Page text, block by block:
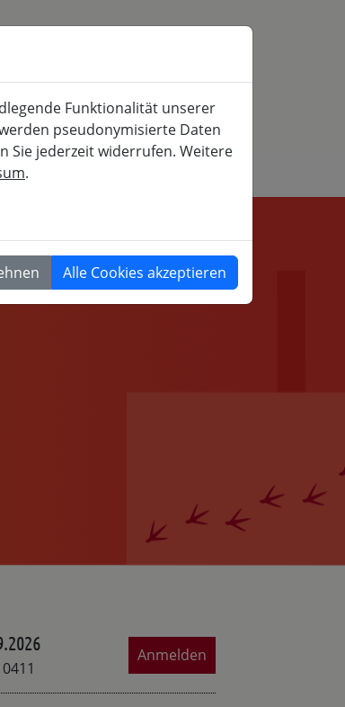
Weiterbildung
Anmelden
Funktionalität unserer
pseudonymisierte Daten
Sie jederzeit widerrufen. Weitere
.
Alle Cookies akzeptieren